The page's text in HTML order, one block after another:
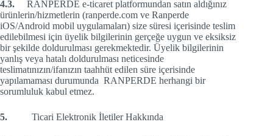
4.3. RANPERDE e-ticaret platformundan satın aldığınız
ürünlerin/hizmetlerin (ranperde.com ve Ranperde
iOS/Android mobil uygulamaları) size süresi içerisinde teslim
edilebilmesi için üyelik bilgilerinin gerçeğe uygun ve eksiksiz
bir şekilde doldurulması gerekmektedir. Üyelik bilgilerinin
yanlış veya hatalı doldurulması neticesinde
teslimatınızın/ifanızın taahhüt edilen süre içerisinde
yapılamaması durumunda RANPERDE herhangi bir
sorumluluk kabul etmez.
5. Ticari Elektronik İletiler Hakkında